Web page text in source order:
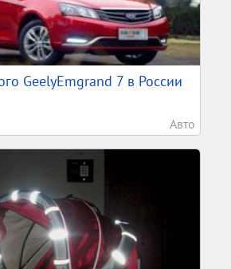
GeelyEmgrand 7 в России
Авто